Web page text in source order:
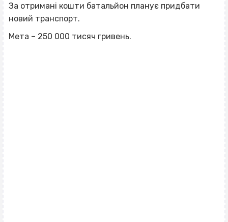
За отримані кошти батальйон планує придбати
новий транспорт.
Мета – 250 000 тисяч гривень.